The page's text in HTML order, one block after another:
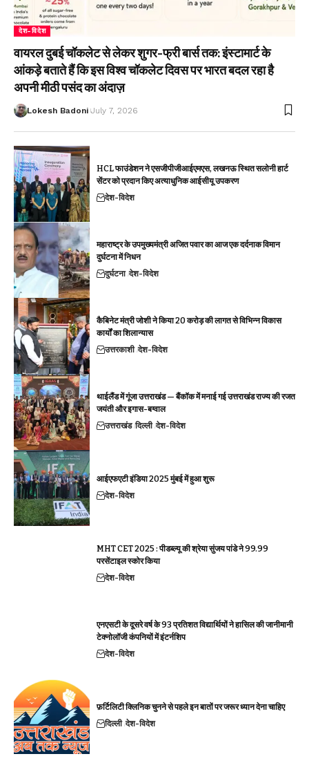
देश-विदेश
वायरल दुबई चॉकलेट से लेकर शुगर-फ्री बार्स तक: इंस्टामार्ट के
आंकड़े बताते हैं कि इस विश्व चॉकलेट दिवस पर भारत बदल रहा है
अपनी मीठी पसंद का अंदाज़
Lokesh Badoni July 7, 2026
HCL फाउंडेशन ने एसजीपीजीआईएमएस, लखनऊ स्थित सलोनी हार्ट
सेंटर को प्रदान किए अत्याधुनिक आईसीयू उपकरण
देश-विदेश
महाराष्ट्र के उपमुख्यमंत्री अजित पवार का आज एक दर्दनाक विमान
दुर्घटना में निधन
दुर्घटना देश-विदेश
कैबिनेट मंत्री जोशी ने किया 20 करोड़ की लागत से विभिन्न विकास
कार्यों का शिलान्यास
उत्तरकाशी देश-विदेश
थाईलैंड में गूंजा उत्तराखंड — बैंकॉक में मनाई गई उत्तराखंड राज्य की रजत
जयंती और इगास-बग्वाल
उत्तराखंड दिल्ली देश-विदेश
आईएफएटी इंडिया 2025 मुंबई में हुआ शुरू
देश-विदेश
MHT CET 2025 : पीडब्ल्यू की श्रेया सुंजय पांडे ने 99.99
परसेंटाइल स्कोर किया
देश-विदेश
एनएसटी के दूसरे वर्ष के 93 प्रतिशत विद्यार्थियों ने हासिल की जानीमानी
टेक्नोलॉजी कंपनियों में इंटर्नशिप
देश-विदेश
फ़र्टिलिटी क्लिनिक चुनने से पहले इन बातों पर जरूर ध्यान देना चाहिए
दिल्ली देश-विदेश